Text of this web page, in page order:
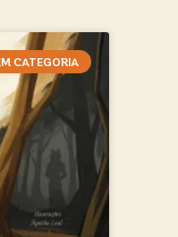
CATEGORIA